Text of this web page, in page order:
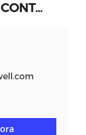
ÉNTRENOS EN CONTACTO CON